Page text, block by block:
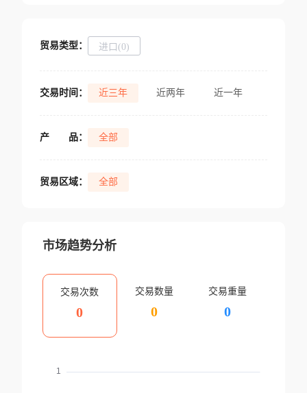
贸易类型： 进口(0)
交易时间： 近三年 近两年 近一年
产 品： 全部
贸易区域： 全部
市场趋势分析
交易次数
0
交易数量
0
交易重量
0